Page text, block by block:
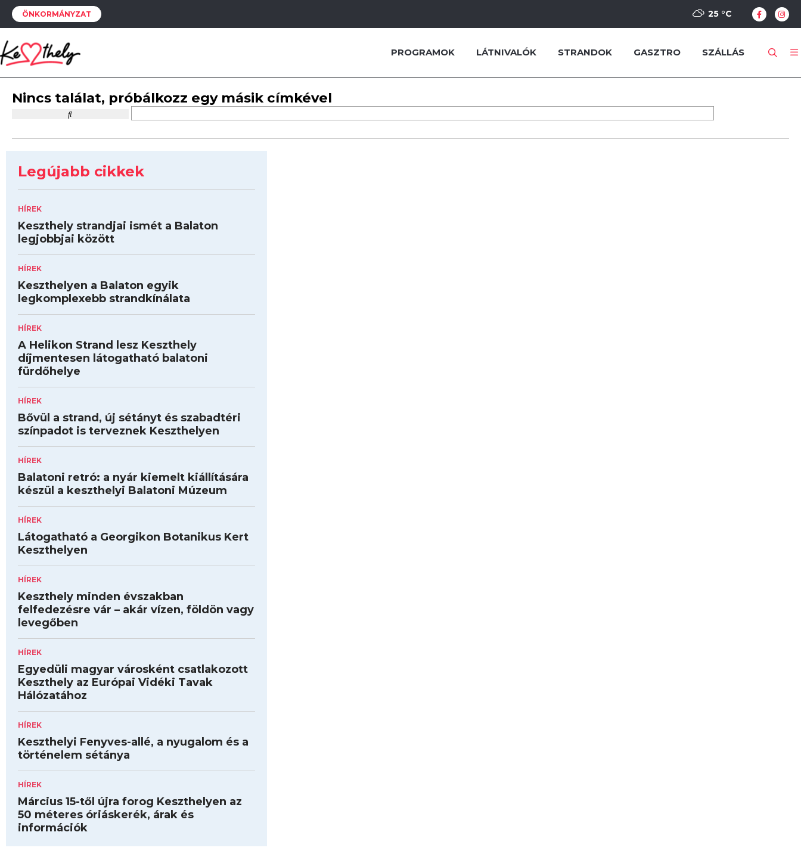
ÖNKORMÁNYZAT 25 °C
PROGRAMOK LÁTNIVALÓK STRANDOK GASZTRO SZÁLLÁS
Nincs találat, próbálkozz egy másik címkével
Legújabb cikkek
HÍREK
Keszthely strandjai ismét a Balaton
legjobbjai között
HÍREK
Keszthelyen a Balaton egyik
legkomplexebb strandkínálata
HÍREK
A Helikon Strand lesz Keszthely
díjmentesen látogatható balatoni
fürdőhelye
HÍREK
Bővül a strand, új sétányt és szabadtéri
színpadot is terveznek Keszthelyen
HÍREK
Balatoni retró: a nyár kiemelt kiállítására
készül a keszthelyi Balatoni Múzeum
HÍREK
Látogatható a Georgikon Botanikus Kert
Keszthelyen
HÍREK
Keszthely minden évszakban
felfedezésre vár – akár vízen, földön vagy
levegőben
HÍREK
Egyedüli magyar városként csatlakozott
Keszthely az Európai Vidéki Tavak
Hálózatához
HÍREK
Keszthelyi Fenyves-allé, a nyugalom és a
történelem sétánya
HÍREK
Március 15-től újra forog Keszthelyen az
50 méteres óriáskerék, árak és
információk